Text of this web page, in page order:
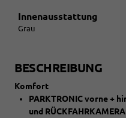
Innenausstattung
Grau
BESCHREIBUNG
Komfort
PARKTRONIC vorne +
und RÜCKFAHRKAMERA